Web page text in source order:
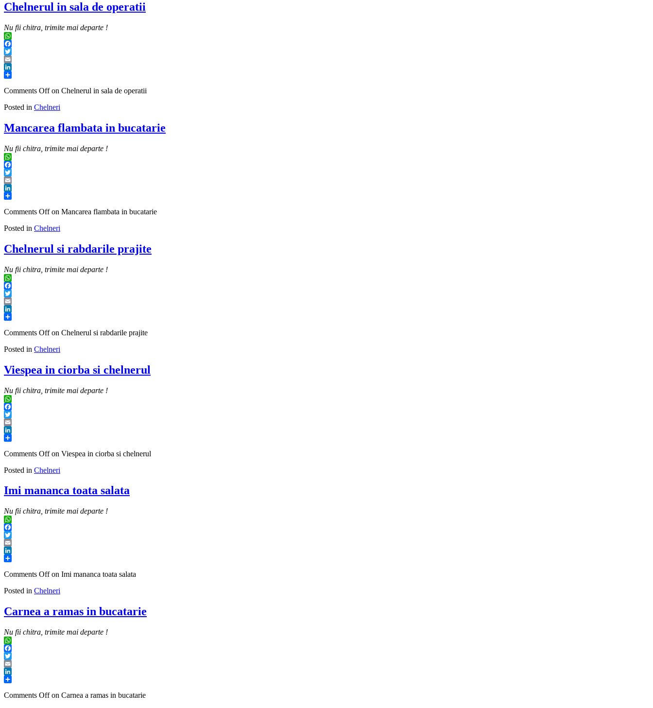
Chelnerul in sala de operatii
Nu fii chitra, trimite mai departe !
WhatsApp
Facebook
Twitter
Email
LinkedIn
Comments Offon Chelnerul in sala de operatii
Posted in Chelneri
Mancarea flambata in bucatarie
Nu fii chitra, trimite mai departe !
WhatsApp
Facebook
Twitter
Email
LinkedIn
Comments Offon Mancarea flambata in bucatarie
Posted in Chelneri
Chelnerul si rabdarile prajite
Nu fii chitra, trimite mai departe !
WhatsApp
Facebook
Twitter
Email
LinkedIn
Comments Offon Chelnerul si rabdarile prajite
Posted in Chelneri
Viespea in ciorba si chelnerul
Nu fii chitra, trimite mai departe !
WhatsApp
Facebook
Twitter
Email
LinkedIn
Comments Offon Viespea in ciorba si chelnerul
Posted in Chelneri
Imi mananca toata salata
Nu fii chitra, trimite mai departe !
WhatsApp
Facebook
Twitter
Email
LinkedIn
Comments Offon Imi mananca toata salata
Posted in Chelneri
Carnea a ramas in bucatarie
Nu fii chitra, trimite mai departe !
WhatsApp
Facebook
Twitter
Email
LinkedIn
Comments Offon Carnea a ramas in bucatarie